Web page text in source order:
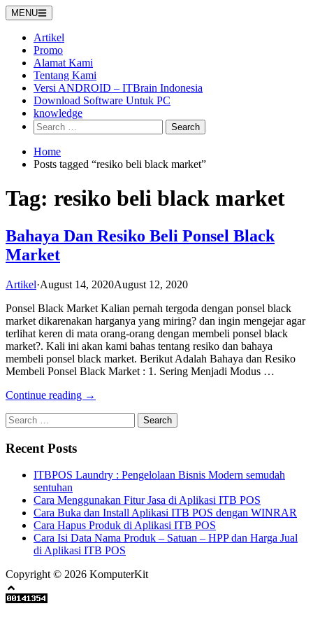
Skip
to
content
MENU
Artikel
Promo
Alamat Kami
Tentang Kami
Versi ANDROID – ITBrain Indonesia
Download Software Untuk PC
knowledge
Search
for:
Home
Posts tagged “resiko beli black market”
Tag: resiko beli black market
Bahaya Dan Resiko Beli Ponsel Black
Market
Artikel·August 14, 2020August 12, 2020
Ponsel Black Market Kalian pernah tergoda dengan ponsel black
market dikarenakan harganya yang miring? dan ingin mengejar agar
terlihat keren di mata orang-orang dengan membeli ponsel black
market?. Kali ini akan kami bahas tentang resiko dan bahaya
membeli ponsel black market. Berikut Adalah Bahaya dan Resiko
Membeli Ponsel Black Market : 1. Sering Menjadi Modus …
Continue reading →
Search
for:
Recent Posts
ITBPOS Laundry : Pengelolaan Bisnis Modern semudah
sentuhan
Cara Menggunakan Fitur Jasa di Aplikasi ITB POS
Cara Buka dan Install Aplikasi ITB POS dengan WINRAR
Cara Hapus Produk di Aplikasi ITB POS
Cara Isi Data Nama Produk – Satuan – HPP dan Harga Jual
di Aplikasi ITB POS
Copyright © 2026 KomputerKit